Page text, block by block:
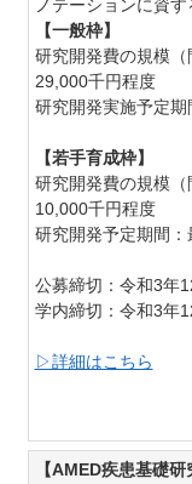
ノテーションに資
【一般枠】
研究開発費の規模
29,000千円程度
研究開発実施予定
【若手育成枠】
研究開発費の規模
10,000千円程度
研究開発予定期間
公募締切：令和3年
学内締切：令和3年
▷詳細はこちら
【AMED疾患基礎